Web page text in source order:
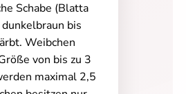
Schabe (Blatta
bis
Weibchen
von bis zu 3
maximal 2,5